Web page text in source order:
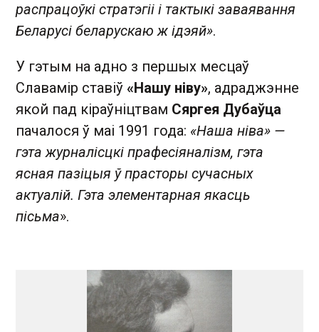
распрацоўкі стратэгіі і тактыкі заваявання
Беларусі беларускаю ж ідэяй».
У гэтым на адно з першых месцаў
Славамір ставіў «Нашу ніву», адраджэнне
якой пад кіраўніцтвам Сяргея Дубаўца
пачалося ў маі 1991 года: «Наша ніва» —
гэта журналісцкі прафесіяналізм, гэта
ясная пазіцыя ў прасторы сучасных
актуалій. Гэта элементарная якасць
пісьма».